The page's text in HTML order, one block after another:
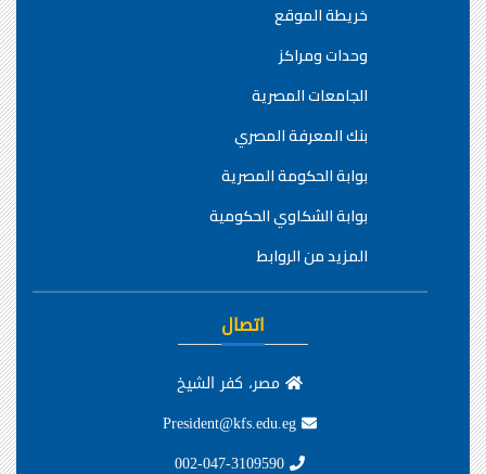
خريطة الموقع
وحدات ومراكز
الجامعات المصرية
بنك المعرفة المصري
بوابة الحكومة المصرية
بوابة الشكاوي الحكومية
المزيد من الروابط
اتصال
مصر، كفر الشيخ